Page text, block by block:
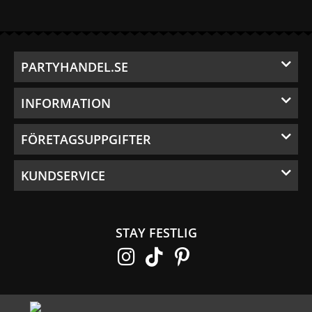
PARTYHANDEL.SE
INFORMATION
FÖRETAGSUPPGIFTER
KUNDSERVICE
STAY FESTLIG